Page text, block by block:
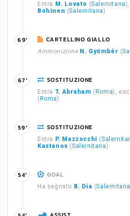
Entra M. Lovato (Salernitana
Bohinen (Salernitana)
CARTELLINO GIALLO
Ammonizione N. Gyömbér (
69'
SOSTITUZIONE
Entra T. Abraham ( Roma),
( Roma)
67'
SOSTITUZIONE
Entra P. Mazzocchi (
Kastanos (Salernitana)
59'
GOAL
Ha segnato B. Dia (
54'